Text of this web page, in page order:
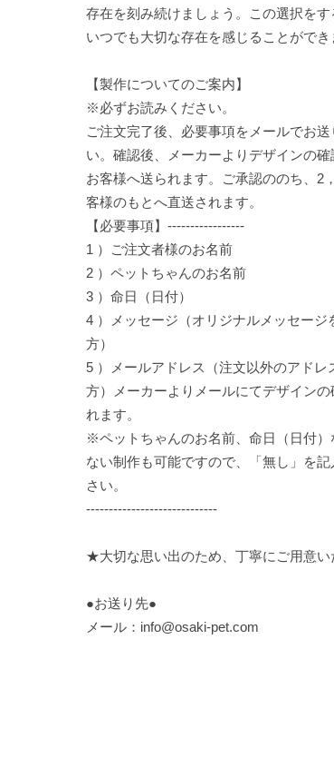
存在を刻み続けましょう。この選択をす
いつでも大切な存在を感じることができ
【製作についてのご案内】
※必ずお読みください。
ご注文完了後、必要事項をメールでお送
い。確認後、メーカーよりデザインの
お客様へ送られます。ご承認ののち、2
客様のもとへ直送されます。
【必要事項】-----------------
1 ）ご注文者様のお名前
2 ）ペットちゃんのお名前
3 ）命日（日付）
4 ）メッセージ（オリジナルメッセージ
方）
5 ）メールアドレス（注文以外のアドレ
方）メーカーよりメールにてデザインの
れます。
※ペットちゃんのお名前、命日（日付）
ない制作も可能ですので、「無し」を
さい。
-----------------------------
★大切な思い出のため、丁寧にご用意い
●お送り先●
メール： info@osaki-pet.com